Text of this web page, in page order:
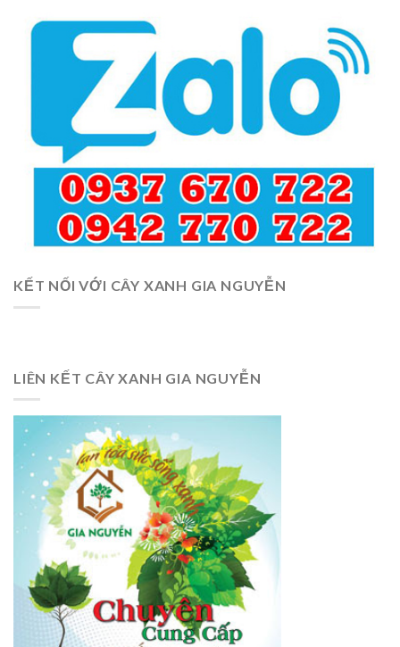
KẾT NỐI VỚI CÂY XANH GIA NGUYỄN
LIÊN KẾT CÂY XANH GIA NGUYỄN